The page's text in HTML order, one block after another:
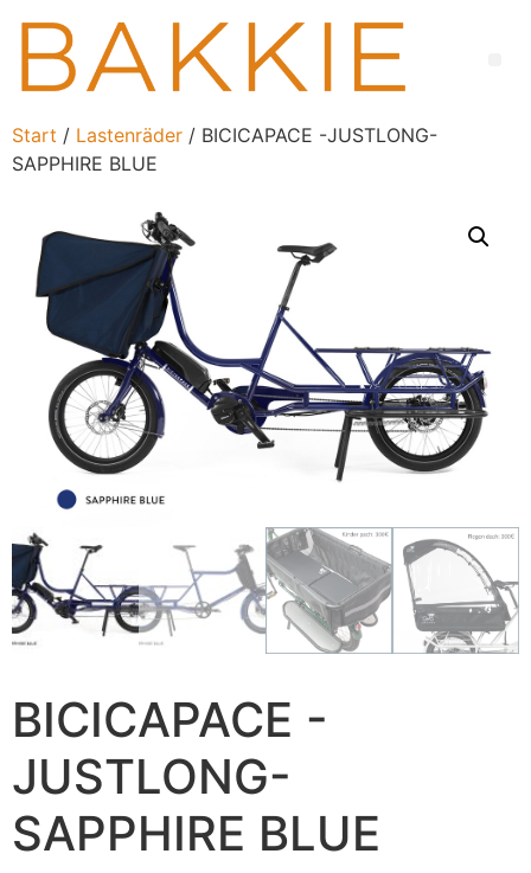
Start / Lastenräder / BICICAPACE -JUSTLONG-
SAPPHIRE BLUE
BICICAPACE -
JUSTLONG-
SAPPHIRE BLUE